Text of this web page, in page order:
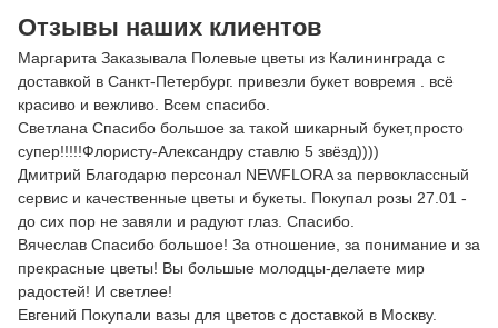
Отзывы наших клиентов
Маргарита Заказывала Полевые цветы из Калининграда с
доставкой в Санкт-Петербург. привезли букет вовремя . всё
красиво и вежливо. Всем спасибо.
Светлана Спасибо большое за такой шикарный букет,просто
супер!!!!!Флористу-Александру ставлю 5 звёзд))))
Дмитрий Благодарю персонал NEWFLORA за первоклассный
сервис и качественные цветы и букеты. Покупал розы 27.01 -
до сих пор не завяли и радуют глаз. Спасибо.
Вячеслав Спасибо большое! За отношение, за понимание и за
прекрасные цветы! Вы большые молодцы-делаете мир
радостей! И светлее!
Евгений Покупали вазы для цветов с доставкой в Москву.